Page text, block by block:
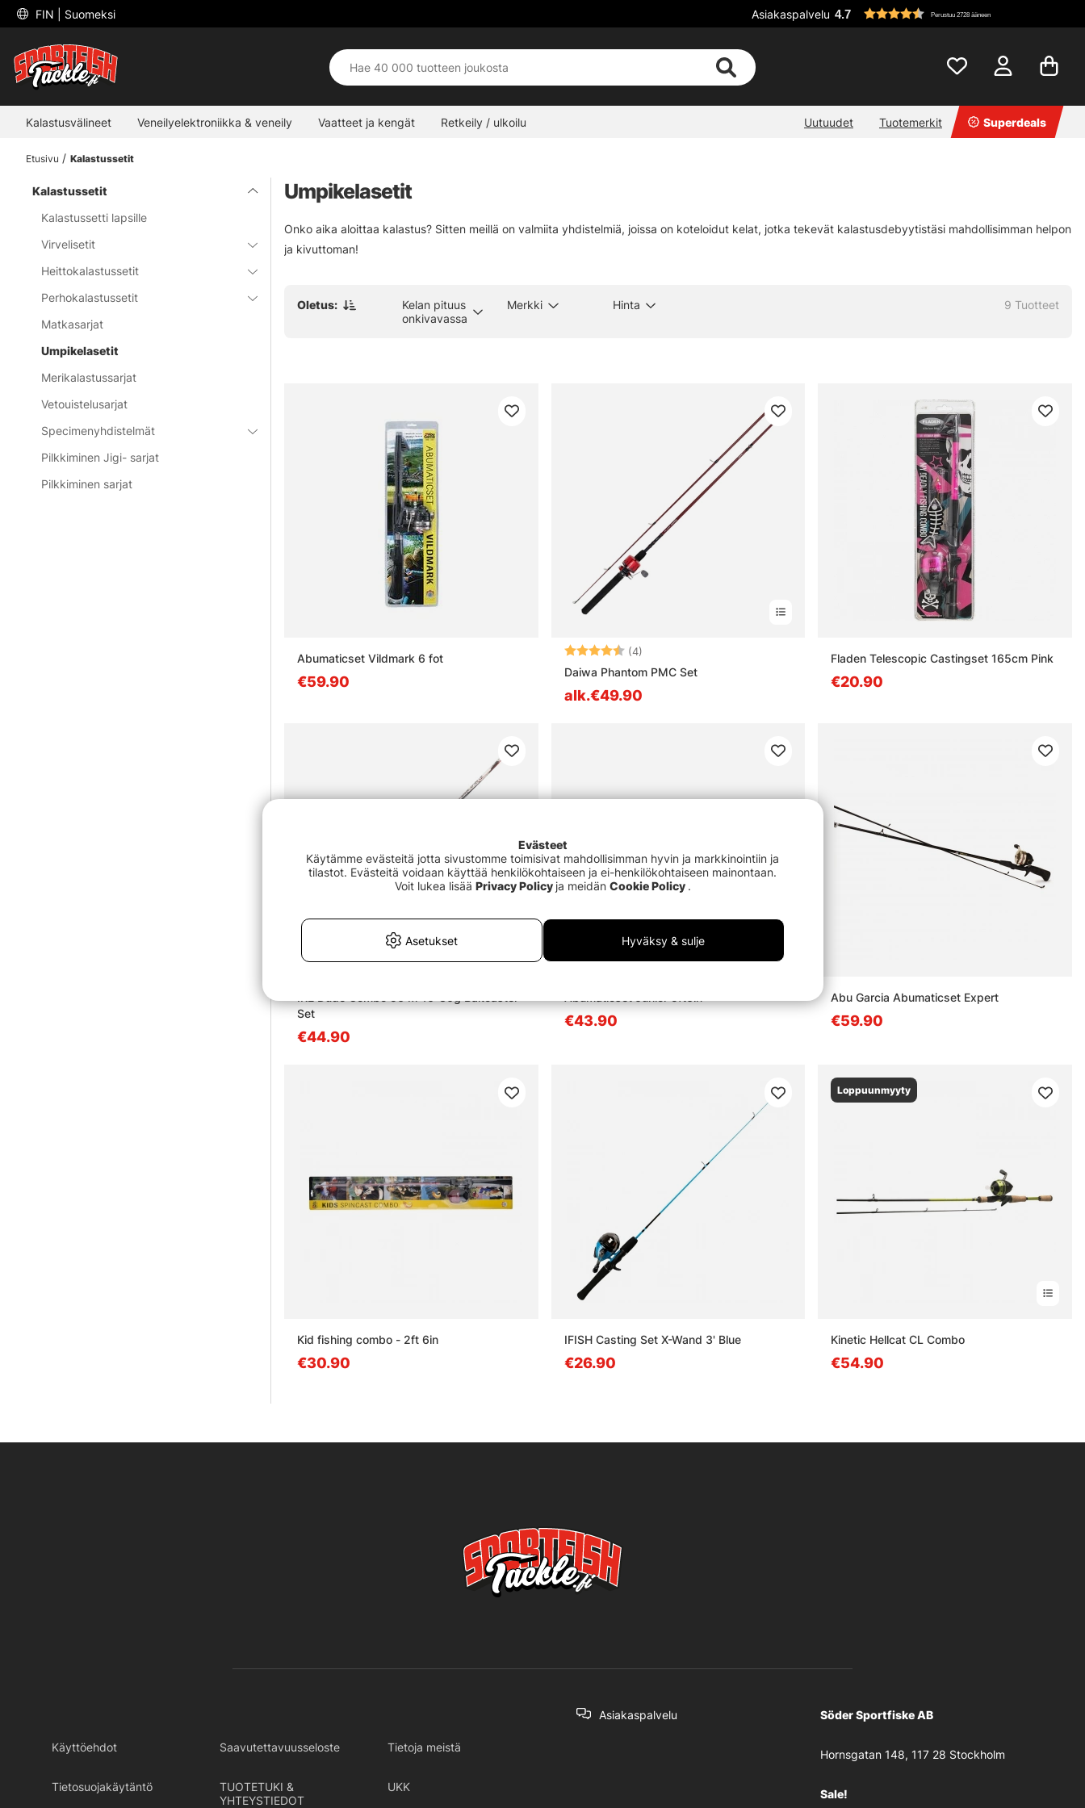
FIN | Suomeksi Asiakaspalvelu 4.7 Perustuu 2728 ääneen
Kalastusvälineet Veneilyelektroniikka & veneily Vaatteet ja kengät Retkeily / ulkoilu Uutuudet Tuotemerkit Superdeals
Etusivu Kalastussetit
Kalastussetit
Kalastussetti lapsille
Virvelisetit
Heittokalastussetit
Perhokalastussetit
Matkasarjat
Umpikelasetit
Merikalastussarjat
Vetouistelusarjat
Specimenyhdistelmät
Pilkkiminen Jigi- sarjat
Pilkkiminen sarjat
Umpikelasetit
Onko aika aloittaa kalastus? Sitten meillä on valmiita yhdistelmiä, joissa on koteloidut kelat, jotka tekevät kalastusdebyytistäsi mahdollisimman helpon
ja kivuttoman!
Oletus:
Kelan pituus
onkivavassa
Merkki Hinta 9 Tuotteet
Abumaticset Vildmark 6 fot
€59.90
Arvio: (4)
Daiwa Phantom PMC Set
alk.€49.90
Fladen Telescopic Castingset 165cm Pink
€20.90
Set
€44.90
€43.90
Abu Garcia Abumaticset Expert
€59.90
Kid fishing combo - 2ft 6in
€30.90
IFISH Casting Set X-Wand 3' Blue
€26.90
Loppuunmyyty
Kinetic Hellcat CL Combo
€54.90
Käyttöehdot Saavutettavuusseloste Tietoja meistä
Tietosuojakäytäntö
TUOTETUKI &
YHTEYSTIEDOT
UKK
Asiakaspalvelu Söder Sportfiske AB
Hornsgatan 148, 117 28 Stockholm
Sale!
Evästeet
Käytämme evästeitä jotta sivustomme toimisivat mahdollisimman hyvin ja markkinointiin ja
tilastot. Evästeitä voidaan käyttää henkilökohtaiseen ja ei-henkilökohtaiseen mainontaan.
Voit lukea lisää Privacy Policy ja meidän Cookie Policy .
Asetukset Hyväksy & sulje